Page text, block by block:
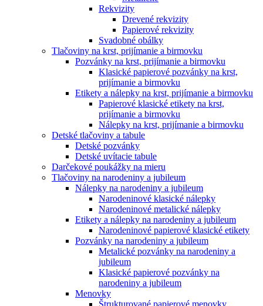
Rekvizity
Drevené rekvizity
Papierové rekvizity
Svadobné obálky
Tlačoviny na krst, prijímanie a birmovku
Pozvánky na krst, prijímanie a birmovku
Klasické papierové pozvánky na krst,
prijímanie a birmovku
Etikety a nálepky na krst, prijímanie a birmovku
Papierové klasické etikety na krst,
prijímanie a birmovku
Nálepky na krst, prijímanie a birmovku
Detské tlačoviny a tabule
Detské pozvánky
Detské uvítacie tabule
Darčekové poukážky na mieru
Tlačoviny na narodeniny a jubileum
Nálepky na narodeniny a jubileum
Narodeninové klasické nálepky
Narodeninové metalické nálepky
Etikety a nálepky na narodeniny a jubileum
Narodeninové papierové klasické etikety
Pozvánky na narodeniny a jubileum
Metalické pozvánky na narodeniny a
jubileum
Klasické papierové pozvánky na
narodeniny a jubileum
Menovky
Štrukturované papierové menovky